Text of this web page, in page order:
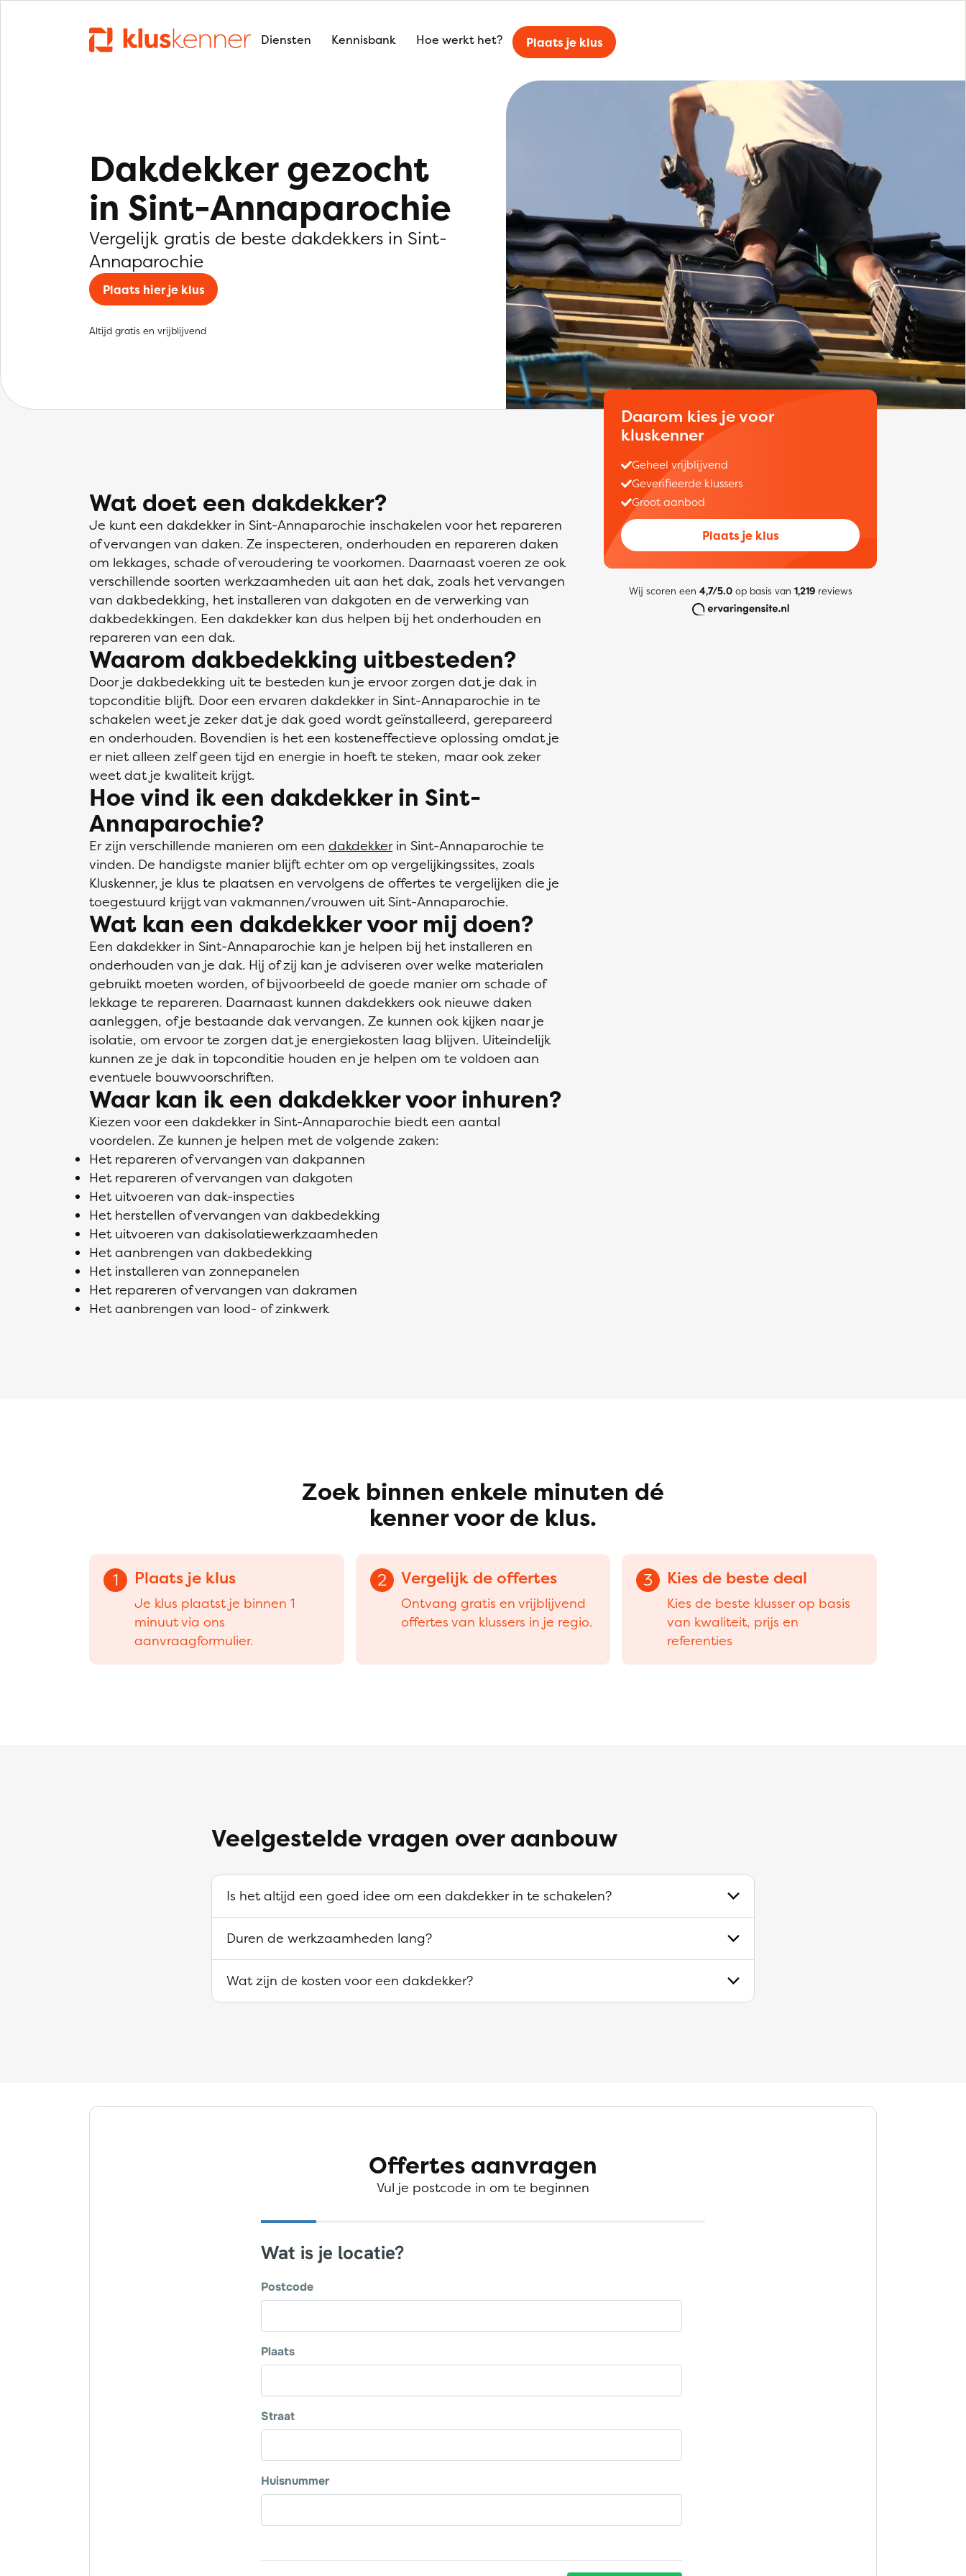
Diensten Kennisbank Hoe werkt het? Plaats je klus
Dakdekker gezocht
in Sint-Annaparochie
Vergelijk gratis de beste dakdekkers in Sint-
Annaparochie
Plaats hier je klus
Altijd gratis en vrijblijvend
Wat doet een dakdekker?
Je kunt een dakdekker in Sint-Annaparochie inschakelen voor het repareren
of vervangen van daken. Ze inspecteren, onderhouden en repareren daken
om lekkages, schade of veroudering te voorkomen. Daarnaast voeren ze ook
verschillende soorten werkzaamheden uit aan het dak, zoals het vervangen
van dakbedekking, het installeren van dakgoten en de verwerking van
dakbedekkingen. Een dakdekker kan dus helpen bij het onderhouden en
repareren van een dak.
Waarom dakbedekking uitbesteden?
Door je dakbedekking uit te besteden kun je ervoor zorgen dat je dak in
topconditie blijft. Door een ervaren dakdekker in Sint-Annaparochie in te
schakelen weet je zeker dat je dak goed wordt geïnstalleerd, gerepareerd
en onderhouden. Bovendien is het een kosteneffectieve oplossing omdat je
er niet alleen zelf geen tijd en energie in hoeft te steken, maar ook zeker
weet dat je kwaliteit krijgt.
Hoe vind ik een dakdekker in Sint-
Annaparochie?
Er zijn verschillende manieren om een dakdekkerin Sint-Annaparochie te
vinden. De handigste manier blijft echter om op vergelijkingssites, zoals
Kluskenner, je klus te plaatsen en vervolgens de offertes te vergelijken die je
toegestuurd krijgt van vakmannen/vrouwen uit Sint-Annaparochie.
Wat kan een dakdekker voor mij doen?
Een dakdekker in Sint-Annaparochie kan je helpen bij het installeren en
onderhouden van je dak. Hij of zij kan je adviseren over welke materialen
gebruikt moeten worden, of bijvoorbeeld de goede manier om schade of
lekkage te repareren. Daarnaast kunnen dakdekkers ook nieuwe daken
aanleggen, of je bestaande dak vervangen. Ze kunnen ook kijken naar je
isolatie, om ervoor te zorgen dat je energiekosten laag blijven. Uiteindelijk
kunnen ze je dak in topconditie houden en je helpen om te voldoen aan
eventuele bouwvoorschriften.
Waar kan ik een dakdekker voor inhuren?
Kiezen voor een dakdekker in Sint-Annaparochie biedt een aantal
voordelen. Ze kunnen je helpen met de volgende zaken:
Het repareren of vervangen van dakpannen
Het repareren of vervangen van dakgoten
Het uitvoeren van dak-inspecties
Het herstellen of vervangen van dakbedekking
Het uitvoeren van dakisolatiewerkzaamheden
Het aanbrengen van dakbedekking
Het installeren van zonnepanelen
Het repareren of vervangen van dakramen
Het aanbrengen van lood- of zinkwerk
Daarom kies je voor
kluskenner
Geheel vrijblijvend
Geverifieerde klussers
Groot aanbod
Plaats je klus
Wij scoren een 4,7/5.0op basis van 1,219reviews
Zoek binnen enkele minuten dé
kenner voor de klus.
1 Plaats je klus
Je klus plaatst je binnen 1
minuut via ons
aanvraagformulier.
2 Vergelijk de offertes
Ontvang gratis en vrijblijvend
offertes van klussers in je regio.
3 Kies de beste deal
Kies de beste klusser op basis
van kwaliteit, prijs en
referenties
Veelgestelde vragen over aanbouw
Is het altijd een goed idee om een dakdekker in te schakelen?
Duren de werkzaamheden lang?
Wat zijn de kosten voor een dakdekker?
Offertes aanvragen
Vul je postcode in om te beginnen